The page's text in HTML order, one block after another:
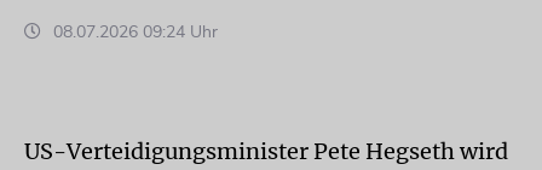
08.07.2026 09:24 Uhr
US-Verteidigungsminister Pete Hegseth wird